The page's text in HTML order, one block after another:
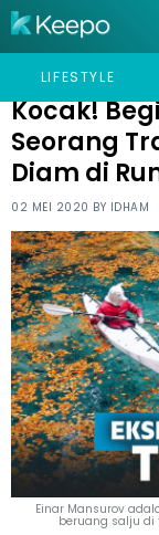
LIFESTYLE
HOME HUMOR
Kocak!
Seorang
Diam di
02 MEI 2020 BY IDHAM
Einar Mansurov
beruang salju di